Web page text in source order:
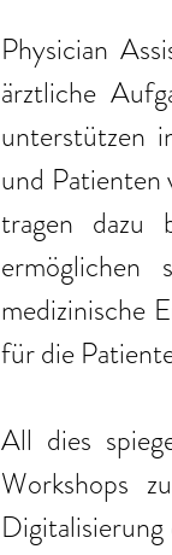
Physician
ärztliche
unterstützen
und Patienten
tragen dazu
medizinische
für die
All dies
Workshops